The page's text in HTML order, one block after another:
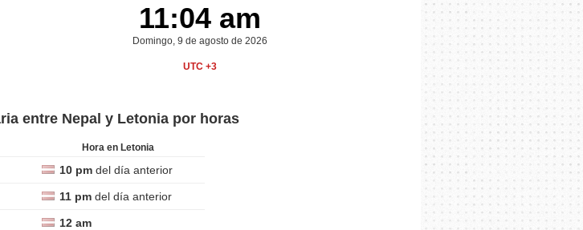
11:04 am
Domingo, 9 de agosto de 2026
UTC +3
entre Nepal y Letonia por horas
Hora en Letonia
10 pm del día anterior
11 pm del día anterior
12 am